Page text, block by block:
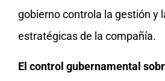
gobierno controla la gestión y
estratégicas de la compañía.
El control gubernamental